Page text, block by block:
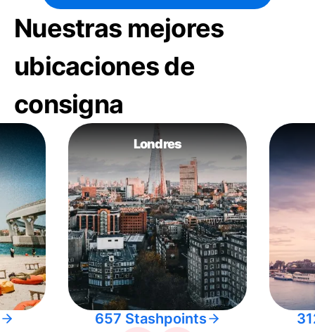
Nuestras mejores
ubicaciones de
consigna
Londres
657 Stashpoints